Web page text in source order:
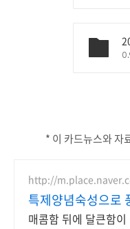
* 이 카드뉴스와 자
http://
특제양념숙성으로
매콤함 뒤에 달큰함